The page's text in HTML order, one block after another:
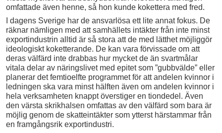
omfattade även henne, så hon kunde kokettera med fred.
I dagens Sverige har de ansvarlösa ett lite annat fokus. De
räknar nämligen med att samhällets intäkter från inte minst
exportindustrin alltid är så stora att de med lätthet möjliggör
ideologiskt koketterande. De kan vara förvissade om att
deras välfärd inte drabbas hur mycket de än svartmålar
vitala delar av näringslivet med epitet som ”gubbvälde” eller
planerar det femtioelfte programmet för att andelen kvinnor i
ledningen ska vara minst hälften även om andelen kvinnor i
hela verksamheten knappt överstiger en tiondedel. Även
den värsta skrikhalsen omfattas av den välfärd som bara är
möjlig genom de skatteintäkter som ytterst härstammar från
en framgångsrik exportindustri.